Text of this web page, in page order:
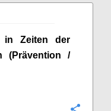
in Zeiten der
(Prävention /